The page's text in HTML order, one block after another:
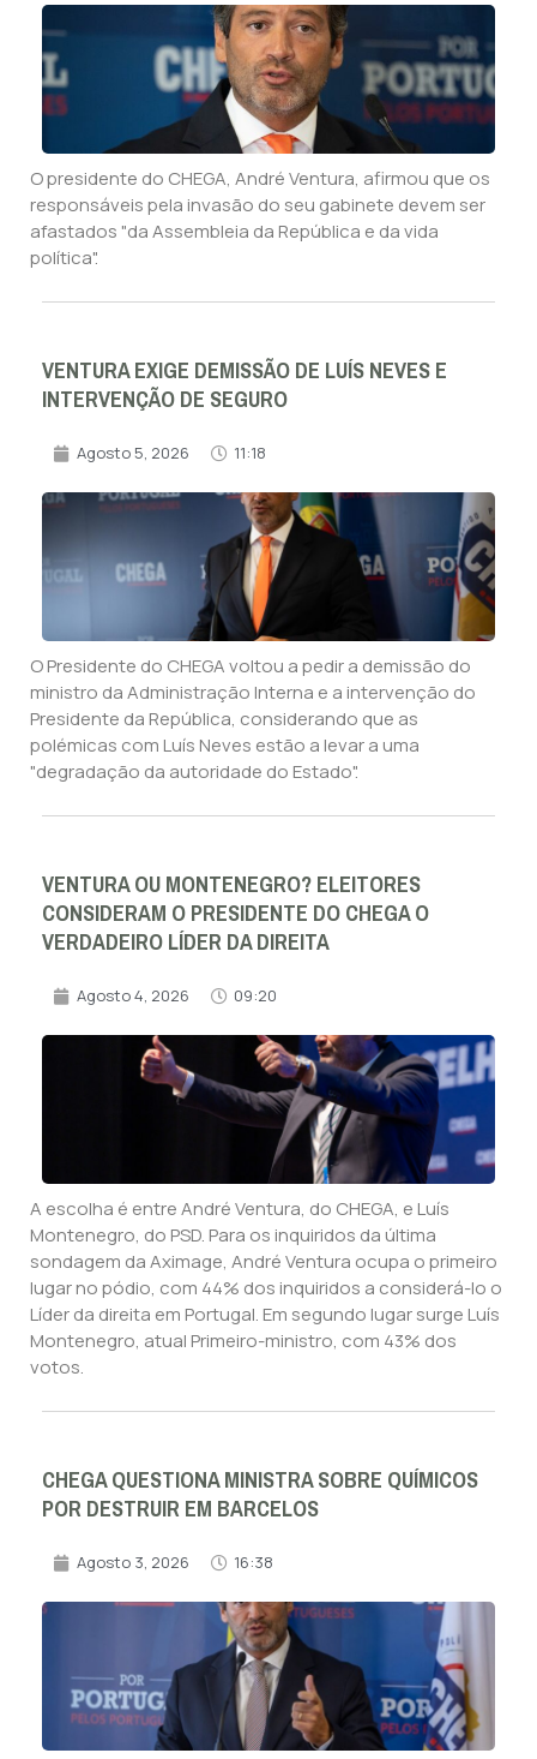
O presidente do CHEGA, André Ventura, afirmou que os
responsáveis pela invasão do seu gabinete devem ser
afastados "da Assembleia da República e da vida
política".
VENTURA EXIGE DEMISSÃO DE LUÍS NEVES E
INTERVENÇÃO DE SEGURO
Agosto 5, 2026 11:18
O Presidente do CHEGA voltou a pedir a demissão do
ministro da Administração Interna e a intervenção do
Presidente da República, considerando que as
polémicas com Luís Neves estão a levar a uma
"degradação da autoridade do Estado".
VENTURA OU MONTENEGRO? ELEITORES
CONSIDERAM O PRESIDENTE DO CHEGA O
VERDADEIRO LÍDER DA DIREITA
Agosto 4, 2026 09:20
A escolha é entre André Ventura, do CHEGA, e Luís
Montenegro, do PSD. Para os inquiridos da última
sondagem da Aximage, André Ventura ocupa o primeiro
lugar no pódio, com 44% dos inquiridos a considerá-lo o
Líder da direita em Portugal. Em segundo lugar surge Luís
Montenegro, atual Primeiro-ministro, com 43% dos
votos.
CHEGA QUESTIONA MINISTRA SOBRE QUÍMICOS
POR DESTRUIR EM BARCELOS
Agosto 3, 2026 16:38